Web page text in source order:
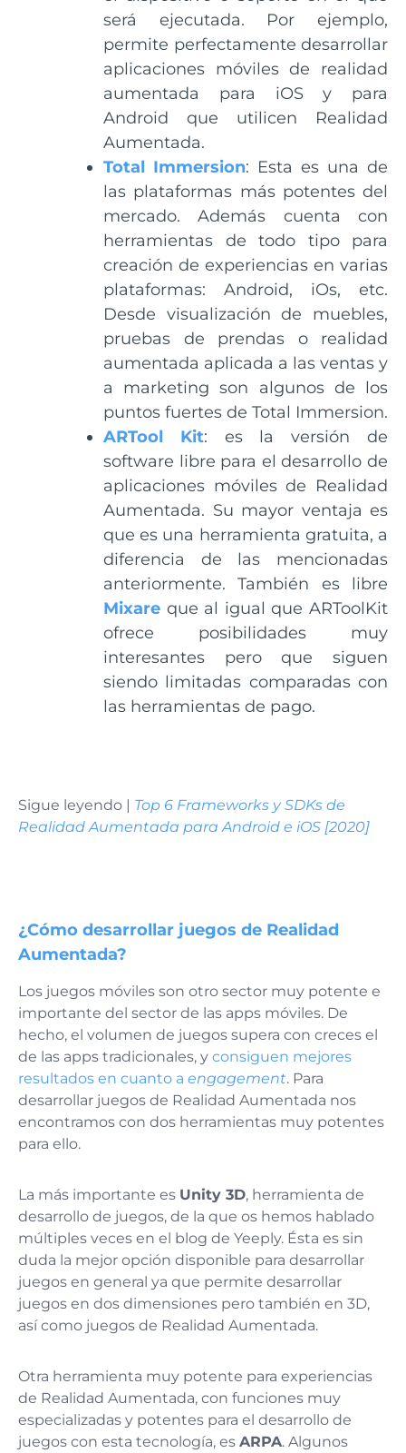
será ejecutada. Por ejemplo,
permite perfectamente desarrollar
aplicaciones móviles de realidad
aumentada para iOS y para
Android que utilicen Realidad
Aumentada.
Total Immersion: Esta es una de
las plataformas más potentes del
mercado. Además cuenta con
herramientas de todo tipo para
creación de experiencias en varias
plataformas: Android, iOs, etc.
Desde visualización de muebles,
pruebas de prendas o realidad
aumentada aplicada a las ventas y
a marketing son algunos de los
puntos fuertes de Total Immersion.
ARTool Kit: es la versión de
software libre para el desarrollo de
aplicaciones móviles de Realidad
Aumentada. Su mayor ventaja es
que es una herramienta gratuita, a
diferencia de las mencionadas
anteriormente. También es libre
Mixare que al igual que ARToolKit
ofrece posibilidades muy
interesantes pero que siguen
siendo limitadas comparadas con
las herramientas de pago.
Sigue leyendo | Top 6 Frameworks y SDKs de
Realidad Aumentada para Android e iOS [2020]
¿Cómo desarrollar juegos de Realidad
Aumentada?
Los juegos móviles son otro sector muy potente e
importante del sector de las apps móviles. De
hecho, el volumen de juegos supera con creces el
de las apps tradicionales, y consiguen mejores
resultados en cuanto a engagement. Para
desarrollar juegos de Realidad Aumentada nos
encontramos con dos herramientas muy potentes
para ello.
La más importante es Unity 3D, herramienta de
desarrollo de juegos, de la que os hemos hablado
múltiples veces en el blog de Yeeply. Ésta es sin
duda la mejor opción disponible para desarrollar
juegos en general ya que permite desarrollar
juegos en dos dimensiones pero también en 3D,
así como juegos de Realidad Aumentada.
Otra herramienta muy potente para experiencias
de Realidad Aumentada, con funciones muy
especializadas y potentes para el desarrollo de
juegos con esta tecnología, es ARPA. Algunos